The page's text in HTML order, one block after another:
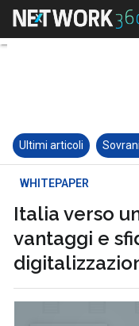
Ultimi articoli
WHITEPAPER
Italia verso
vantaggi e